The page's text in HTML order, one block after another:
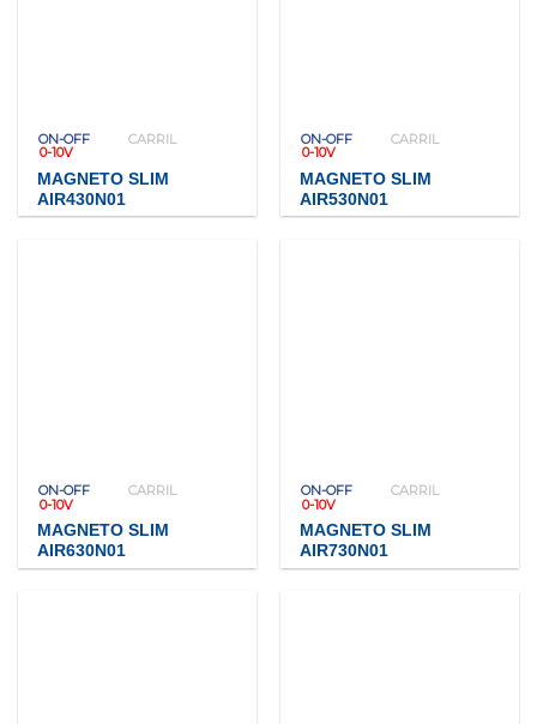
ON-OFF
CARRIL
0-10V
MAGNETO SLIM
AIR430N01
ON-OFF
CARRIL
0-10V
MAGNETO SLIM
AIR530N01
ON-OFF
CARRIL
0-10V
MAGNETO SLIM
AIR630N01
ON-OFF
CARRIL
0-10V
MAGNETO SLIM
AIR730N01